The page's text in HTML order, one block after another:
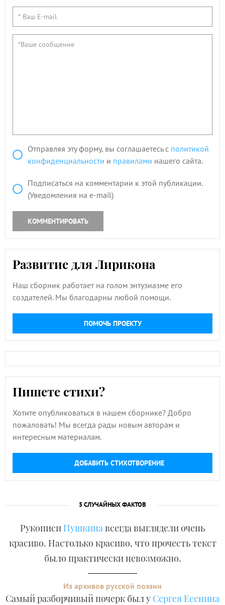
Отправляя эту форму, вы соглашаетесь с политикой
конфиденциальности и правилами нашего сайта.
Подписаться на комментарии к этой публикации.
(Уведомления на e-mail)
КОММЕНТИРОВАТЬ
Развитие для Лирикона
Наш сборник работает на голом энтузиазме его
создателей. Мы благодарны любой помощи.
ПОМОЧЬ ПРОЕКТУ
Пишете стихи?
Хотите опубликоваться в нашем сборнике? Добро
пожаловать! Мы всегда рады новым авторам и
интересным материалам.
ДОБАВИТЬ СТИХОТВОРЕНИЕ
5 СЛУЧАЙНЫХ ФАКТОВ
Рукописи Пушкинавсегда выглядели очень
красиво. Настолько красиво, что прочесть текст
было практически невозможно.
Из архивов русской поэзии
Самый разборчивый почерк был у Сергея Есенина